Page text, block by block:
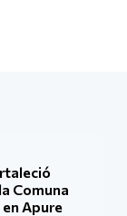
Comuna
Apure